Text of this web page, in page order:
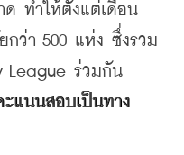
ด ทำให้ตั้งแต่เดือน
กว่า 500 แห่ง ซึ่งรวม
League ร่วมกัน
ะแนนสอบเป็นทาง